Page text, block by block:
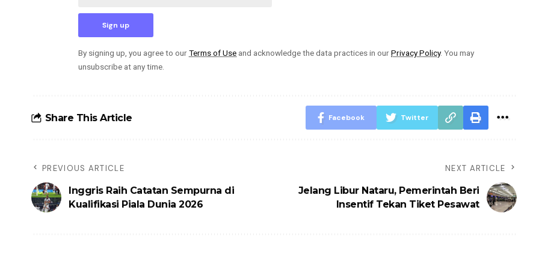
By signing up, you agree to ourTerms of Use and acknowledge the data practices in ourPrivacy Policy. You may
unsubscribe at any time.
Share This Article Facebook Twitter
PREVIOUS ARTICLE
Inggris Raih Catatan Sempurna di
Kualifikasi Piala Dunia 2026
NEXT ARTICLE
Jelang Libur Nataru, Pemerintah Beri
Insentif Tekan Tiket Pesawat